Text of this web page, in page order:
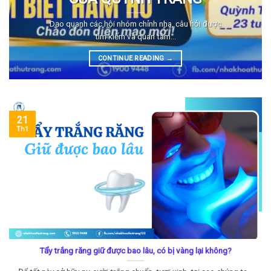
Dạo quanh các hội nhóm chỉnh nha, câu hỏi được
tìm kiếm và quan tâm...
CONTINUE READING →
Tẩy trắng răng giữ được bao lâu, có bị vàng lại không?
21
Th1